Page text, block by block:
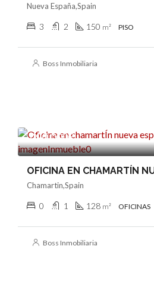
Nueva España,Spain
3 2 150 m² PISO
Boss Inmobiliaria
490.000€
OFICINA EN CHAMARTÍN
Chamartin,Spain
0 1 128 m² OFICINAS
Boss Inmobiliaria